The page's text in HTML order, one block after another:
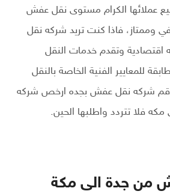
عملائها الكرام مستوى نقل عفش
وممتاز، فاذا كنت تريد شركه نقل
وتقدم خدمات النقل
للمعايير الفنية الخاصة بالنقل
رقم شركه نقل عفش بجده ارخص شركه
فلا تتردد واطلبها الحين.
من جدة الى مكة